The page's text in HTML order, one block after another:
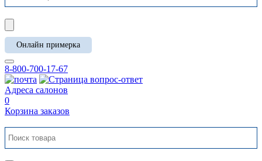
Онлайн примерка
8-800-700-17-67
Адреса салонов
0
Корзина заказов